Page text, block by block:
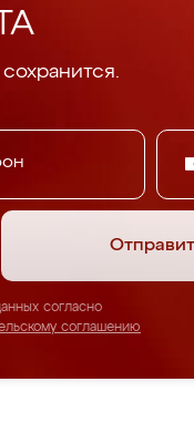
согласно
соглашению